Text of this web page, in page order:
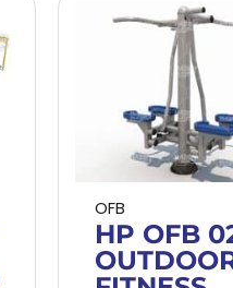
OFB
HP OFB